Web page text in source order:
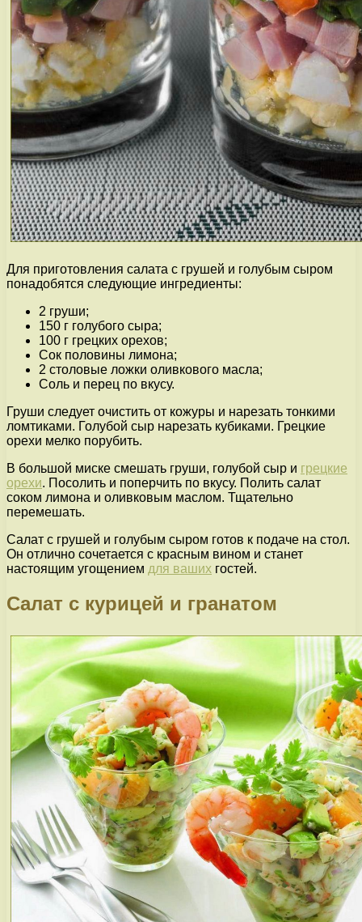
Для приготовления салата с грушей и голубым сыром
понадобятся следующие ингредиенты:
2 груши;
150 г голубого сыра;
100 г грецких орехов;
Сок половины лимона;
2 столовые ложки оливкового масла;
Соль и перец по вкусу.
Груши следует очистить от кожуры и нарезать тонкими
ломтиками. Голубой сыр нарезать кубиками. Грецкие
орехи мелко порубить.
В большой миске смешать груши, голубой сыр и грецкие
орехи. Посолить и поперчить по вкусу. Полить салат
соком лимона и оливковым маслом. Тщательно
перемешать.
Салат с грушей и голубым сыром готов к подаче на стол.
Он отлично сочетается с красным вином и станет
настоящим угощением для ваших гостей.
Салат с курицей и гранатом